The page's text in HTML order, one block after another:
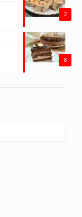
2
8